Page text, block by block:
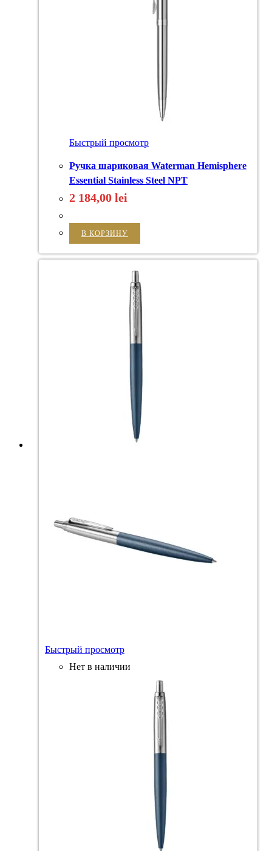
Быстрый просмотр
Ручка шариковая Waterman Hemisphere
Essential Stainless Steel NPT
2 184,00 lei
В КОРЗИНУ
Быстрый просмотр
Нет в наличии